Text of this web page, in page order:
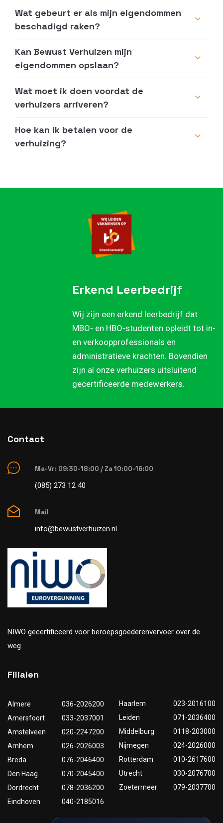
Wat gebeurt er als mijn eigendommen
beschadigd raken?
Kan Bewust Verhuizen mijn
eigendommen opslaan?
Wat moet ik doen voordat de
verhuizers arriveren?
Hoe kan ik betalen voor de
verhuizing?
Erkend Leerbedrijf
Wij zijn een erkend leerbedrijf dat
MBO- en HBO-studenten opleidt tot in-
en verkoopprofessionals en
administratieve krachten. Bovendien
zijn al onze verhuizers uitsluitend
gecertificeerde medewerkers.
Contact
Ma-Vr: 09:30-18:00 / Za 10:00-16:00
(085) 273 12 40
Mail
info@bewustverhuizen.nl
NIWO gecertificeerd voor beroepsgoederenvervoer over de
weg.
Filialen
Almere
036-2026200
Amersfoort
033-2037001
Amstelveen
020-2247200
Arnhem
026-2026003
Breda
076-2046400
Den Haag
070-2045400
Dordrecht
078-2036200
Eindhoven
040-2185016
Haarlem
023-2016100
Leiden
071-2036400
Middelburg
0118-203000
Nijmegen
024-2026000
Rotterdam
010-2617600
Utrecht
030-2076700
Zoetermeer
079-2037700